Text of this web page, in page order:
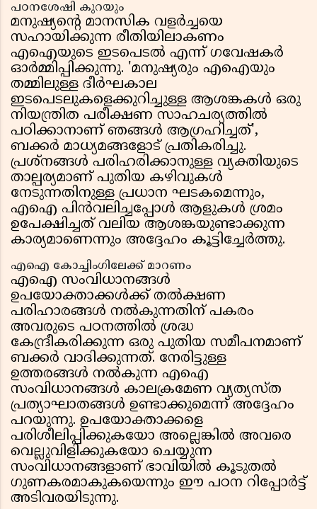
പഠനശേഷി കുറയും
മനുഷ്യന്റെ മാനസിക വളർച്ചയെ
സഹായിക്കുന്ന രീതിയിലാകണം
എഐയുടെ ഇടപെടൽ എന്ന് ഗവേഷകർ
ഓർമ്മിപ്പിക്കുന്നു. 'മനുഷ്യരും എഐയും
തമ്മിലുള്ള ദീർഘകാല
ഇടപെടലുകളെക്കുറിച്ചുള്ള ആശങ്കകൾ ഒരു
നിയന്ത്രിത പരീക്ഷണ സാഹചര്യത്തിൽ
പഠിക്കാനാണ് ഞങ്ങൾ ആഗ്രഹിച്ചത്',
ബക്കർ മാധ്യമങ്ങളോട് പ്രതികരിച്ചു.
പ്രശ്നങ്ങൾ പരിഹരിക്കാനുള്ള വ്യക്തിയുടെ
താല്പര്യമാണ് പുതിയ കഴിവുകൾ
നേടുന്നതിനുള്ള പ്രധാന ഘടകമെന്നും,
എഐ പിൻവലിച്ചപ്പോൾ ആളുകൾ ശ്രമം
ഉപേക്ഷിച്ചത് വലിയ ആശങ്കയുണ്ടാക്കുന്ന
കാര്യമാണെന്നും അദ്ദേഹം കൂട്ടിച്ചേർത്തു.
എഐ കോച്ചിംഗിലേക്ക് മാറണം
എഐ സംവിധാനങ്ങൾ
ഉപയോക്താക്കൾക്ക് തൽക്ഷണ
പരിഹാരങ്ങൾ നൽകുന്നതിന് പകരം
അവരുടെ പഠനത്തിൽ ശ്രദ്ധ
കേന്ദ്രീകരിക്കുന്ന ഒരു പുതിയ സമീപനമാണ്
ബക്കർ വാദിക്കുന്നത്. നേരിട്ടുള്ള
ഉത്തരങ്ങൾ നൽകുന്ന എഐ
സംവിധാനങ്ങൾ കാലക്രമേണ വ്യത്യസ്ത
പ്രത്യാഘാതങ്ങൾ ഉണ്ടാക്കുമെന്ന് അദ്ദേഹം
പറയുന്നു. ഉപയോക്താക്കളെ
പരിശീലിപ്പിക്കുകയോ അല്ലെങ്കിൽ അവരെ
വെല്ലുവിളിക്കുകയോ ചെയ്യുന്ന
സംവിധാനങ്ങളാണ് ഭാവിയിൽ കൂടുതൽ
ഗുണകരമാകുകയെന്നും ഈ പഠന റിപ്പോർട്ട്
അടിവരയിടുന്നു.